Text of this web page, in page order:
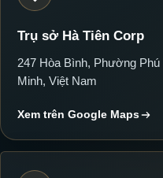
Trụ sở Hà Tiên Corp
247 Hòa Bình, Phường
Minh, Việt Nam
Xem trên Google Maps